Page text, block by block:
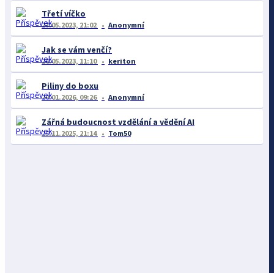
Třetí víčko
27.05.2023, 21:02 Anonymní
Jak se vám venčí?
26.05.2023, 11:10 keriton
Piliny do boxu
20.01.2026, 09:26 Anonymní
Zářná budoucnost vzdělání a vědění AI
25.11.2025, 21:14 Tom50